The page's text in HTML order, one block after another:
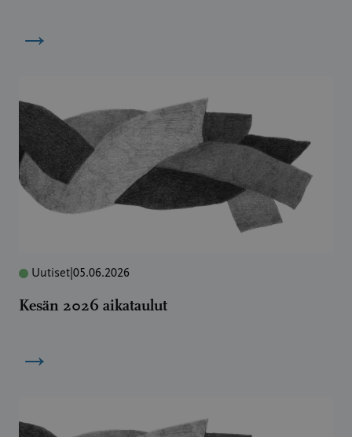
→
Uutiset 05.06.2026
Kesän 2026 aikataulut
→